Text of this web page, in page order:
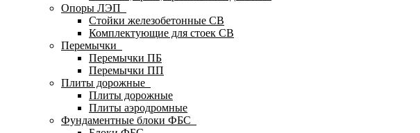
Опоры ЛЭП
Стойки железобетонные СВ
Комплектующие для стоек СВ
Перемычки
Перемычки ПБ
Перемычки ПП
Плиты дорожные
Плиты дорожные
Плиты аэродромные
Фундаментные блоки ФБС